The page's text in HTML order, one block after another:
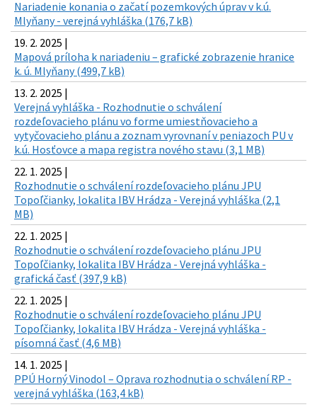
Nariadenie konania o začatí pozemkových úprav v k.ú.
Mlyňany - verejná vyhláška (176,7 kB)
19. 2. 2025 |
Mapová príloha k nariadeniu – grafické zobrazenie hranice
k. ú. Mlyňany (499,7 kB)
13. 2. 2025 |
Verejná vyhláška - Rozhodnutie o schválení
rozdeľovacieho plánu vo forme umiestňovacieho a
vytyčovacieho plánu a zoznam vyrovnaní v peniazoch PU v
k.ú. Hosťovce a mapa registra nového stavu (3,1 MB)
22. 1. 2025 |
Rozhodnutie o schválení rozdeľovacieho plánu JPU
Topoľčianky, lokalita IBV Hrádza - Verejná vyhláška (2,1
MB)
22. 1. 2025 |
Rozhodnutie o schválení rozdeľovacieho plánu JPU
Topoľčianky, lokalita IBV Hrádza - Verejná vyhláška -
grafická časť (397,9 kB)
22. 1. 2025 |
Rozhodnutie o schválení rozdeľovacieho plánu JPU
Topoľčianky, lokalita IBV Hrádza - Verejná vyhláška -
písomná časť (4,6 MB)
14. 1. 2025 |
PPÚ Horný Vinodol – Oprava rozhodnutia o schválení RP -
verejná vyhláška (163,4 kB)